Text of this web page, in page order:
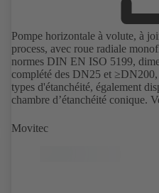
Pompe horizontale à volute, à
process, avec roue radiale
normes DIN EN ISO 5199,
complété des DN25 et
types d'étanchéité, également
chambre d’étanchéité conique.
Movitec